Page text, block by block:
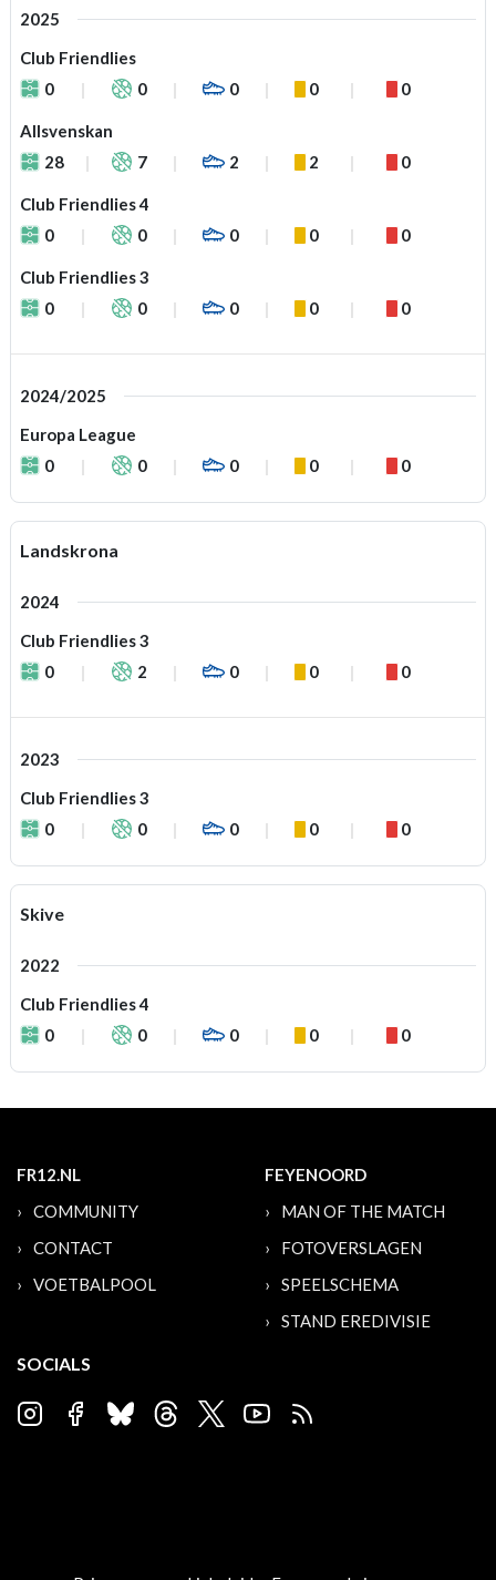
2025
Club Friendlies
0
0 0 0 0
Allsvenskan
28
7 2 2 0
Club Friendlies 4
0
0 0 0 0
Club Friendlies 3
0
0 0 0 0
2024/2025
Europa League
0
0 0 0 0
Landskrona
2024
Club Friendlies 3
0
2 0 0 0
2023
Club Friendlies 3
0
0 0 0 0
Skive
2022
Club Friendlies 4
0
0 0 0 0
FR12.NL
COMMUNITY
CONTACT
VOETBALPOOL
FEYENOORD
MAN OF THE MATCH
FOTOVERSLAGEN
SPEELSCHEMA
STAND EREDIVISIE
SOCIALS